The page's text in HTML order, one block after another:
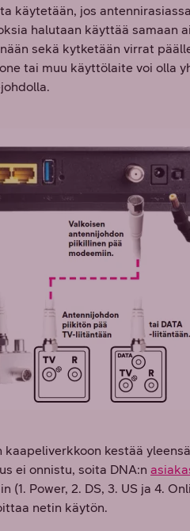
käytetään, jos
halutaan käyttää samaan
sekä kytketään virrat
tai muu käyttölaite voi olla
kestää
ei onnistu, soita DNA:n
(1. Power, 2. DS, 3. US ja 4.
netin käytön.